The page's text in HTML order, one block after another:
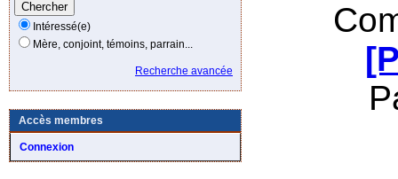
Intéressé(e)
Mère, conjoint, témoins, parrain...
Recherche avancée
Accès membres
Connexion